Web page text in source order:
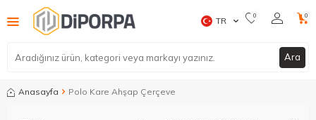
Ara
TR 0 0
Anasayfa Polo Kare Ahşap Çerçeve